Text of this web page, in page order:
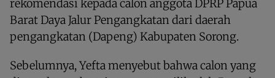
rekomendasi kepada calon anggota DPRP Papua
Barat Daya Jalur Pengangkatan dari daerah
pengangkatan (Dapeng) Kabupaten Sorong.
Sebelumnya, Yefta menyebut bahwa calon yang